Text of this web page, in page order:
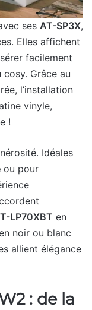
ses AT-SP3X,
Elles affichent
facilement
Grâce au
l’installation
vinyle,
!
Idéales
ou pour
LP70XBT en
noir ou blanc
allient élégance
: de la